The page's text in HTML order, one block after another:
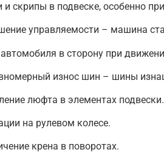
и скрипы в подвеске, особенно
управляемости – машина
в сторону при
износ шин – шины
люфта в элементах подвески.
на рулевом колесе.
крена в поворотах.